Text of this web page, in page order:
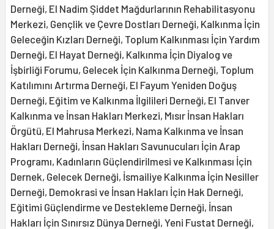
Derneği, El Nadim Şiddet Mağdurlarının Rehabilitasyonu
Merkezi, Gençlik ve Çevre Dostları Derneği, Kalkınma İçin
Geleceğin Kızları Derneği, Toplum Kalkınması İçin Yardım
Derneği, El Hayat Derneği, Kalkınma İçin Diyalog ve
İşbirliği Forumu, Gelecek İçin Kalkınma Derneği, Toplum
Katılımını Artırma Derneği, El Fayum Yeniden Doğuş
Derneği, Eğitim ve Kalkınma İlgilileri Derneği, El Tanver
Kalkınma ve İnsan Hakları Merkezi, Mısır İnsan Hakları
Örgütü, El Mahrusa Merkezi, Nama Kalkınma ve İnsan
Hakları Derneği, İnsan Hakları Savunucuları İçin Arap
Programı, Kadınların Güçlendirilmesi ve Kalkınması İçin
Dernek, Gelecek Derneği, İsmailiye Kalkınma İçin Nesiller
Derneği, Demokrasi ve İnsan Hakları İçin Hak Derneği,
Eğitimi Güçlendirme ve Destekleme Derneği, İnsan
Hakları İçin Sınırsız Dünya Derneği, Yeni Fustat Derneği,